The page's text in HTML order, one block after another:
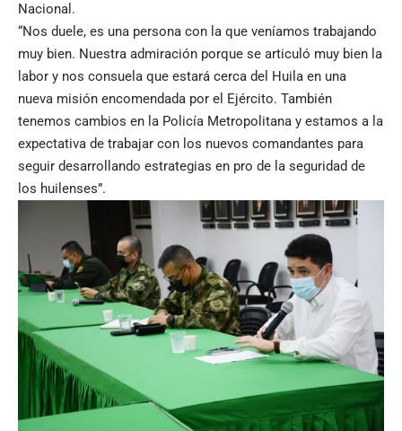
Nacional.
“Nos duele, es una persona con la que veníamos trabajando
muy bien. Nuestra admiración porque se articuló muy bien la
labor y nos consuela que estará cerca del Huila en una
nueva misión encomendada por el Ejército. También
tenemos cambios en la Policía Metropolitana y estamos a la
expectativa de trabajar con los nuevos comandantes para
seguir desarrollando estrategias en pro de la seguridad de
los huilenses”.